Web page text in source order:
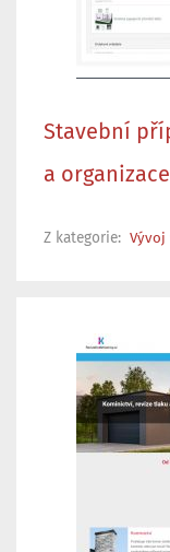
Stavební
a
Z kategorie: Vývoj